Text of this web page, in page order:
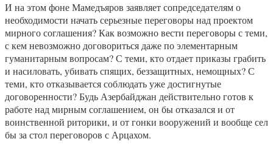
И на этом фоне Мамедъяров заявляет сопредседателям о
необходимости начать серьезные переговоры над проектом
мирного соглашения? Как возможно вести переговоры с теми,
с кем невозможно договориться даже по элементарным
гуманитарным вопросам? С теми, кто отдает приказы грабить
и насиловать, убивать спящих, беззащитных, немощных? С
теми, кто отказывается соблюдать уже достигнутые
договоренности? Будь Азербайджан действительно готов к
работе над мирным соглашением, он бы отказался и от
воинственной риторики, и от гонки вооружений и вообще сел
бы за стол переговоров с Арцахом.